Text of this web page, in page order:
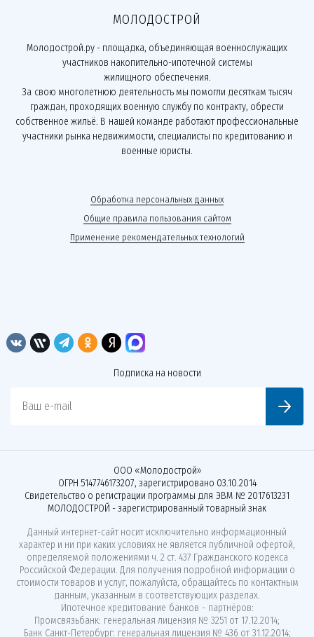
МОЛОДОСТРОЙ
Молодострой.ру - площадка, объединяющая военнослужащих
участников накопительно-ипотечной системы
жилищного обеспечения.
За свою многолетнюю деятельность мы помогли десяткам тысяч
граждан, проходящих военную службу по контракту, обрести
собственное жильё. В нашей команде работают профессиональные
участники рынка недвижимости, специалисты по кредитованию и
военные юристы.
Обработка персональных данных
Общие правила пользования сайтом
Применение рекомендательных технологий
Подписка на новости
Ваш e-mail
ООО «Молодострой»
ОГРН 5147746173207, зарегистрировано 03.10.2014
Свидетельство о регистрации программы для ЭВМ № 2017613231
МОЛОДОСТРОЙ - зарегистрированный товарный знак
Данный интернет-сайт носит исключительно информационный
характер и ни при каких условиях не является публичной офертой,
определяемой положениями ч. 2 ст. 437 Гражданского кодекса
Российской Федерации. Для получения подробной информации о
стоимости товаров и услуг, пожалуйста, обращайтесь по контактным
данным, указанным в соответствующих разделах.
Ипотечное кредитование банков - партнёров:
Промсвязьбанк: генеральная лицензия № 3251 от 17.12.2014;
Банк Санкт-Петербург: генеральная лицензия № 436 от 31.12.2014;